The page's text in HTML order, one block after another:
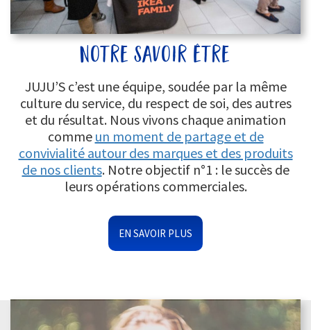
notre savoir être
JUJU’S c’est une équipe, soudée par la même
culture du service, du respect de soi, des autres
et du résultat. Nous vivons chaque animation
comme un moment de partage et de
convivialité autour des marques et des produits
de nos clients. Notre objectif n°1 : le succès de
leurs opérations commerciales.
EN SAVOIR PLUS